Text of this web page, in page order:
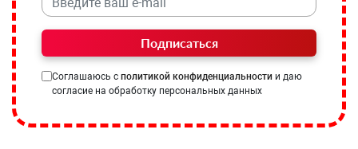
Подписаться
Соглашаюсь с политикой конфиденциальности и даю
согласие на обработку персональных данных